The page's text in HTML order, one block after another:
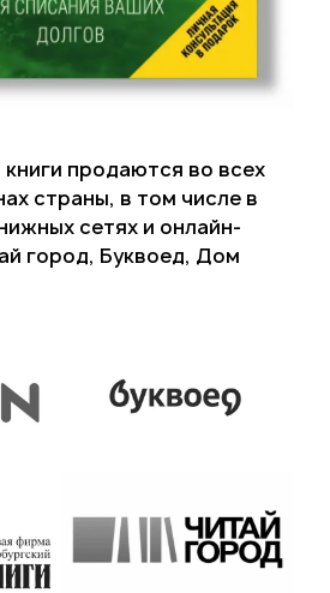
книги продаются во всех
страны, в том числе в
сетях и онлайн-
город, Буквоед, Дом